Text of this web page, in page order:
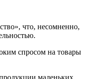
что, несомненно,
спросом на товары
маленьких